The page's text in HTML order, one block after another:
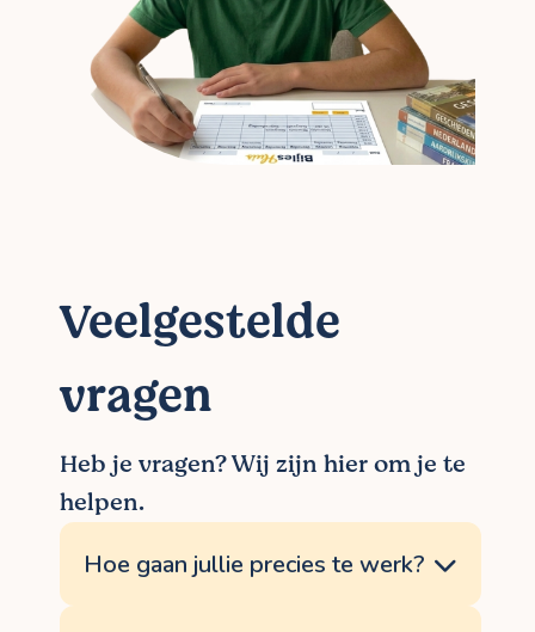
Veelgestelde
vragen
Heb je vragen? Wij zijn hier om je te
helpen.
Hoe gaan jullie precies te werk?